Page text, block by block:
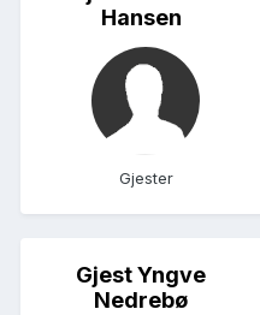
Hansen
Gjester
Gjest Yngve
Nedrebø